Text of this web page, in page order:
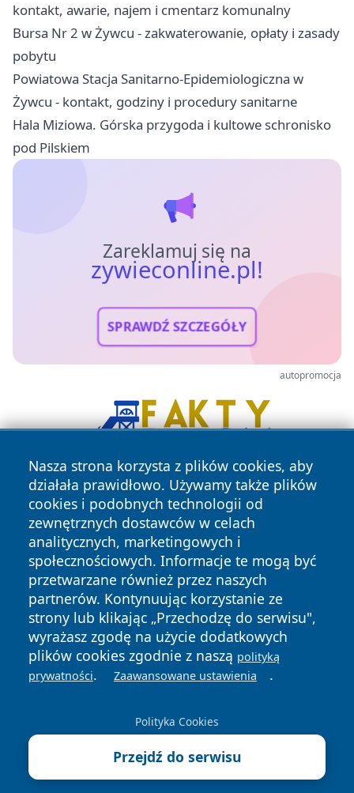
kontakt, awarie, najem i cmentarz komunalny
Bursa Nr 2 w Żywcu - zakwaterowanie, opłaty i zasady
pobytu
Powiatowa Stacja Sanitarno-Epidemiologiczna w
Żywcu - kontakt, godziny i procedury sanitarne
Hala Miziowa. Górska przygoda i kultowe schronisko
pod Pilskiem
Zareklamuj się na
zywieconline.pl!
SPRAWDŹ SZCZEGÓŁY
autopromocja
Nasza strona korzysta z plików cookies, aby
działała prawidłowo. Używamy także plików
cookies i podobnych technologii od
zewnętrznych dostawców w celach
analitycznych, marketingowych i
społecznościowych. Informacje te mogą być
przetwarzane również przez naszych
partnerów. Kontynuując korzystanie ze
strony lub klikając „Przechodzę do serwisu",
wyrażasz zgodę na użycie dodatkowych
plików cookies zgodnie z naszą polityką
prywatności. Zaawansowane ustawienia .
Polityka Cookies
Przejdź do serwisu
Copyright © 2026 zywieconline.pl Wszystkie prawa
zastrzeżone.
News Autorzy
Polityka
Prywatności
Polityka
Cookies